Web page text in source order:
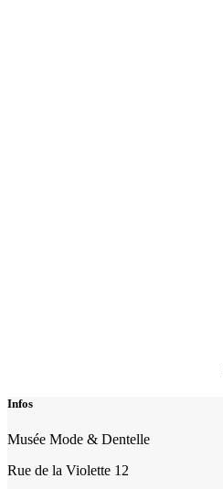
Infos
Musée Mode & Dentelle
Rue de la Violette 12